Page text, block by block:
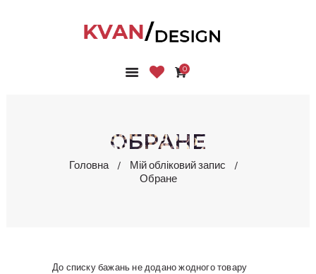
0
ОБРАНЕ
Головна
Мій обліковий запис
Обране
ГОЛОВНА
ПРО НАС
БЛОГ
До списку бажань не додано жодного товару